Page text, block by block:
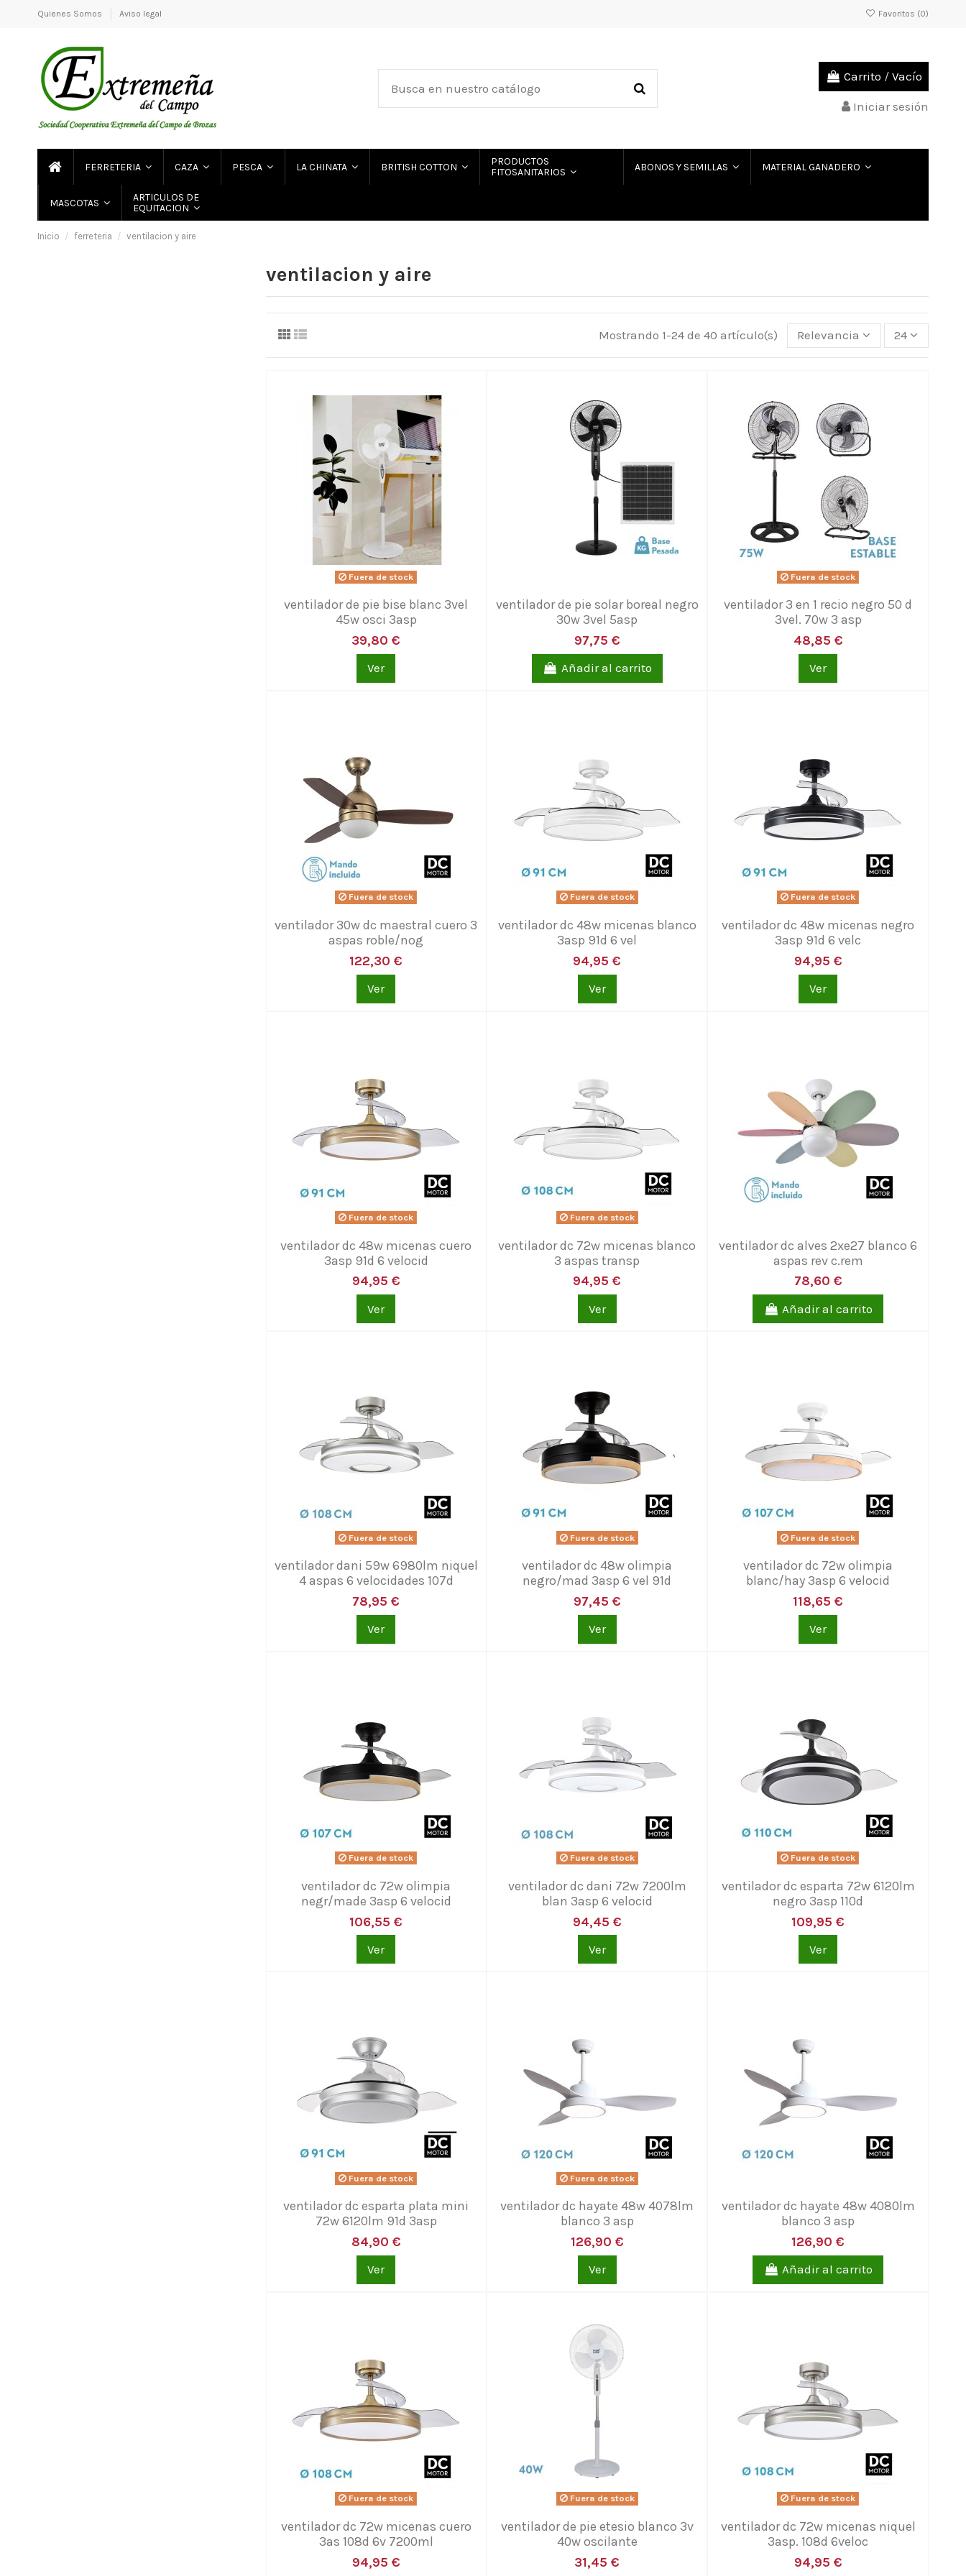
Quienes Somos Aviso legal Favoritos (0)
Carrito / Vacío
Iniciar sesión
FERRETERIA CAZA PESCA LA CHINATA BRITISH COTTON
PRODUCTOS
FITOSANITARIOS
ABONOS Y SEMILLAS MATERIAL GANADERO
MASCOTAS
ARTICULOS DE
EQUITACION
Inicio ferreteria ventilacion y aire
ventilacion y aire
Mostrando 1-24 de 40 artículo(s) Relevancia 24
Fuera de stock
ventilador de pie bise blanc 3vel
45w osci 3asp
39,80 €
Ver
ventilador de pie solar boreal negro
30w 3vel 5asp
97,75 €
Añadir al carrito
Fuera de stock
ventilador 3 en 1 recio negro 50 d
3vel. 70w 3 asp
48,85 €
Ver
Fuera de stock
ventilador 30w dc maestral cuero 3
aspas roble/nog
122,30 €
Ver
Fuera de stock
ventilador dc 48w micenas blanco
3asp 91d 6 vel
94,95 €
Ver
Fuera de stock
ventilador dc 48w micenas negro
3asp 91d 6 velc
94,95 €
Ver
Fuera de stock
ventilador dc 48w micenas cuero
3asp 91d 6 velocid
94,95 €
Ver
Fuera de stock
ventilador dc 72w micenas blanco
3 aspas transp
94,95 €
Ver
ventilador dc alves 2xe27 blanco 6
aspas rev c.rem
78,60 €
Añadir al carrito
Fuera de stock
ventilador dani 59w 6980lm niquel
4 aspas 6 velocidades 107d
78,95 €
Ver
Fuera de stock
ventilador dc 48w olimpia
negro/mad 3asp 6 vel 91d
97,45 €
Ver
Fuera de stock
ventilador dc 72w olimpia
blanc/hay 3asp 6 velocid
118,65 €
Ver
Fuera de stock
ventilador dc 72w olimpia
negr/made 3asp 6 velocid
106,55 €
Ver
Fuera de stock
ventilador dc dani 72w 7200lm
blan 3asp 6 velocid
94,45 €
Ver
Fuera de stock
ventilador dc esparta 72w 6120lm
negro 3asp 110d
109,95 €
Ver
Fuera de stock
ventilador dc esparta plata mini
72w 6120lm 91d 3asp
84,90 €
Ver
Fuera de stock
ventilador dc hayate 48w 4078lm
blanco 3 asp
126,90 €
Ver
ventilador dc hayate 48w 4080lm
blanco 3 asp
126,90 €
Añadir al carrito
Fuera de stock
ventilador dc 72w micenas cuero
3as 108d 6v 7200ml
94,95 €
Fuera de stock
ventilador de pie etesio blanco 3v
40w oscilante
31,45 €
Fuera de stock
ventilador dc 72w micenas niquel
3asp. 108d 6veloc
94,95 €